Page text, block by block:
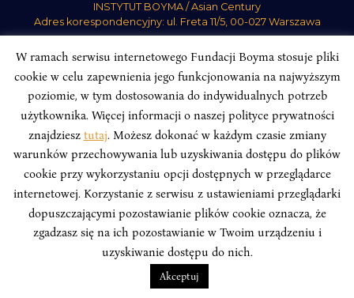
INSTYTUT BOYMA / Asian Century
Adres korespondencyjny: ul. Freta 11/5, 00-027 Warszawa
Odwiedź nas w mediach społecznościowych:
INSTYTUT BOYMA. WSZELKIE PRAWA ZASTRZEŻONE.
Polityka
Prywatności Serwisu Polityka Prywatności Fundacji
design Beata Świerczyńska , development Alan Głodek
W ramach serwisu internetowego Fundacji Boyma stosuje pliki
cookie w celu zapewnienia jego funkcjonowania na najwyższym
poziomie, w tym dostosowania do indywidualnych potrzeb
użytkownika. Więcej informacji o naszej polityce prywatności
znajdziesz tutaj. Możesz dokonać w każdym czasie zmiany
warunków przechowywania lub uzyskiwania dostępu do plików
cookie przy wykorzystaniu opcji dostępnych w przeglądarce
internetowej. Korzystanie z serwisu z ustawieniami przeglądarki
dopuszczającymi pozostawianie plików cookie oznacza, że
zgadzasz się na ich pozostawianie w Twoim urządzeniu i
uzyskiwanie dostępu do nich.
Akceptuj